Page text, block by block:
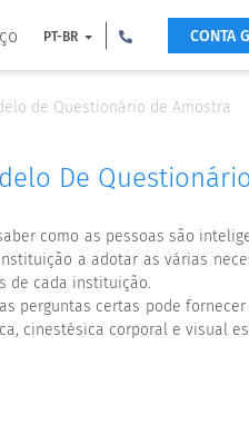
PT-BR CONTA
de Questionário de Amostra
De
como as pessoas são
a adotar as várias
de cada instituição.
perguntas certas pode
cinestésica corporal e visual